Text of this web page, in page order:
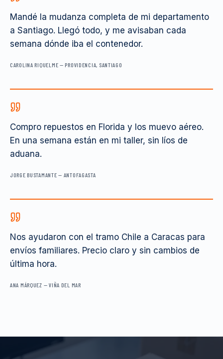
Mandé la mudanza completa de mi departamento
a Santiago. Llegó todo, y me avisaban cada
semana dónde iba el contenedor.
CAROLINA RIQUELME —PROVIDENCIA, SANTIAGO
Compro repuestos en Florida y los muevo aéreo.
En una semana están en mi taller, sin líos de
aduana.
JORGE BUSTAMANTE — ANTOFAGASTA
Nos ayudaron con el tramo Chile a Caracas para
envíos familiares. Precio claro y sin cambios de
última hora.
ANA MÁRQUEZ —VIÑA DEL MAR